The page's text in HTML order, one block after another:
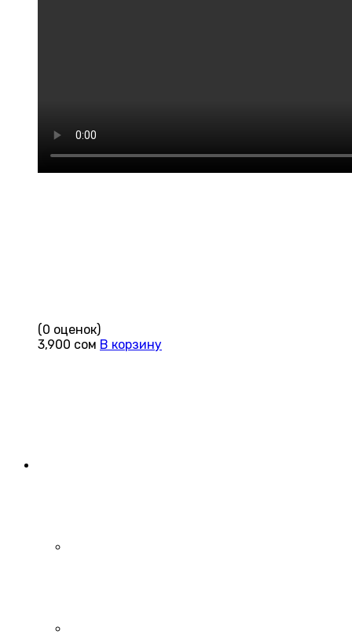
(0 оценок)
3,900 сом В корзину